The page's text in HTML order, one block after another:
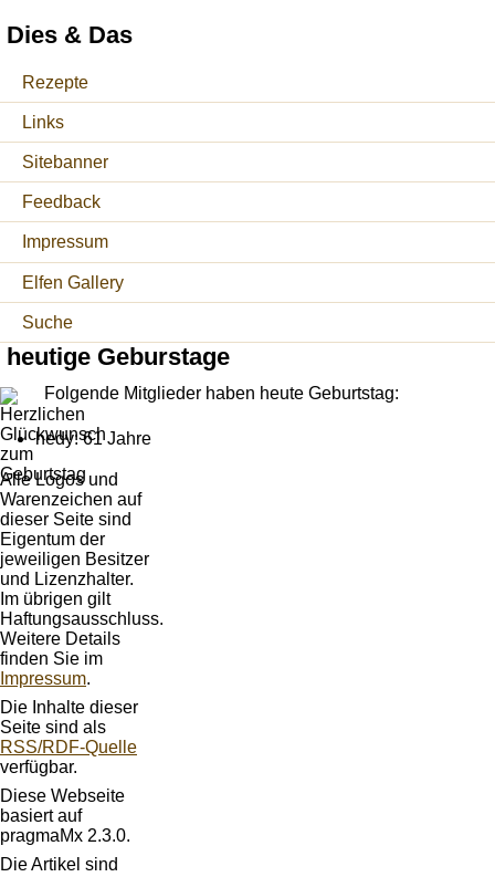
Dies & Das
Rezepte
Links
Sitebanner
Feedback
Impressum
Elfen Gallery
Suche
heutige Geburstage
Folgende Mitglieder haben heute Geburtstag:
hedy: 61 Jahre
Alle Logos und
Warenzeichen auf
dieser Seite sind
Eigentum der
jeweiligen Besitzer
und Lizenzhalter.
Im übrigen gilt
Haftungsausschluss.
Weitere Details
finden Sie im
Impressum.
Die Inhalte dieser
Seite sind als
RSS/RDF-Quelle
verfügbar.
Diese Webseite
basiert auf
pragmaMx 2.3.0.
Die Artikel sind